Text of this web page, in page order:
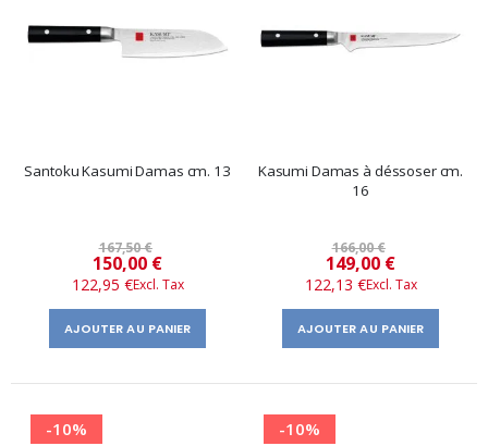
Santoku Kasumi Damas cm. 13
167,50 €
Prix
spécial
150,00 €
122,95 €
AJOUTER AU PANIER
Kasumi Damas à déssoser cm.
16
166,00 €
Prix
spécial
149,00 €
122,13 €
AJOUTER AU PANIER
-10% -10%